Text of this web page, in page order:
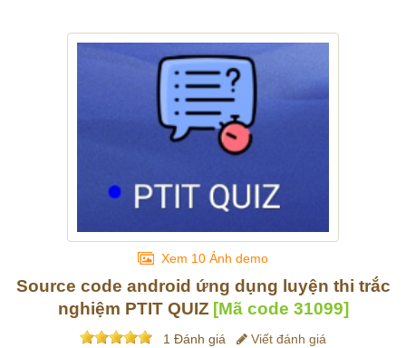
Xem 10 Ảnh demo
Source code android ứng dụng luyện thi trắc
nghiệm PTIT QUIZ [Mã code 31099]
1 Đánh giá
Viết đánh giá